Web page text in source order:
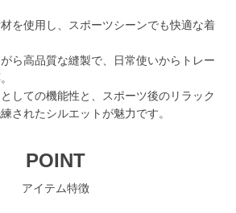
を使用し、スポーツシーンでも快適な着
ら高品質な縫製で、日常使いからトレー
しての機能性と、スポーツ後のリラック
されたシルエットが魅力です。
POINT
アイテム特徴